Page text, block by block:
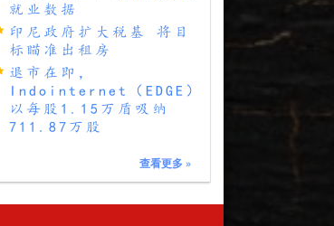
就业数据
印尼政府扩大税基 将目
标瞄准出租房
退市在即，
Indointernet（EDGE）
以每股1.15万盾吸纳
711.87万股
查看更多 »